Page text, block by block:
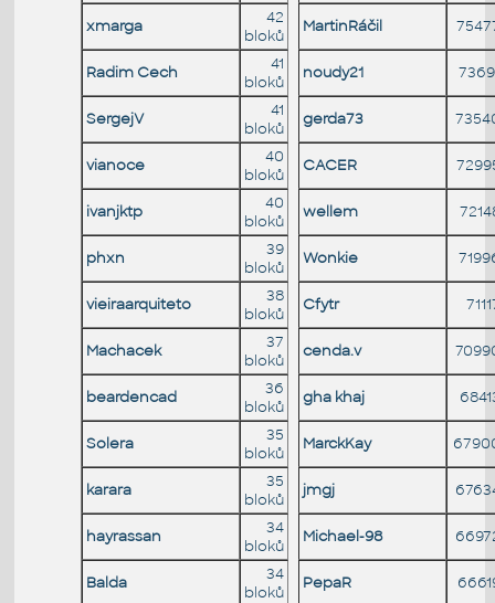
xmarga
42
bloků
MartinRáčil
Radim Cech
41
bloků
noudy21
SergejV
41
bloků
gerda73
vianoce
40
bloků
CACER
ivanjktp
40
bloků
wellem
phxn
39
bloků
Wonkie
vieiraarquiteto
38
bloků
Cfytr
Machacek
37
bloků
cenda.v
beardencad
36
bloků
gha khaj
Solera
35
bloků
MarckKay
karara
35
bloků
jmgj
hayrassan
34
bloků
Michael-98
Balda
34
bloků
PepaR